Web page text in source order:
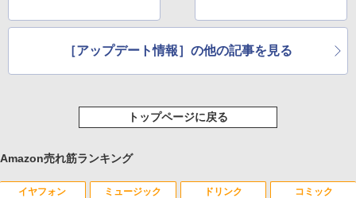
［アップデート情報］の他の記事を見る
トップページに戻る
Amazon売れ筋ランキング
イヤフォン ミュージック ドリンク コミック